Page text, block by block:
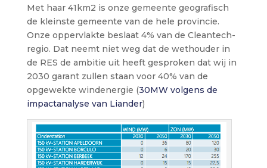
Met haar 41km2 is onze gemeente geografisch
de kleinste gemeente van de hele provincie.
Onze oppervlakte beslaat 4% van de Cleantech-
regio. Dat neemt niet weg dat de wethouder in
de RES de ambitie uit heeft gesproken dat wij in
2030 garant zullen staan voor 40% van de
opgewekte windenergie (30MW volgens de
impactanalyse van Liander)